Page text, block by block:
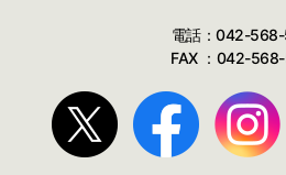
電話：042-
FAX ：042-